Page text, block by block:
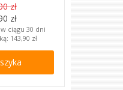
zł
zł
ciągu 30 dni
143,90 zł